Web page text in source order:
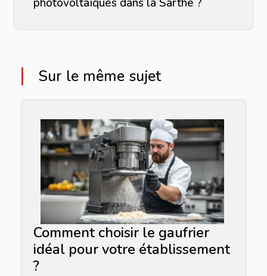
Sur le même sujet
Comment choisir le gaufrier
idéal pour votre établissement
?